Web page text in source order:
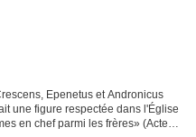
Epenetus et Andronicus
une figure respectée dans l'Église
en chef parmi les frères» (Actes